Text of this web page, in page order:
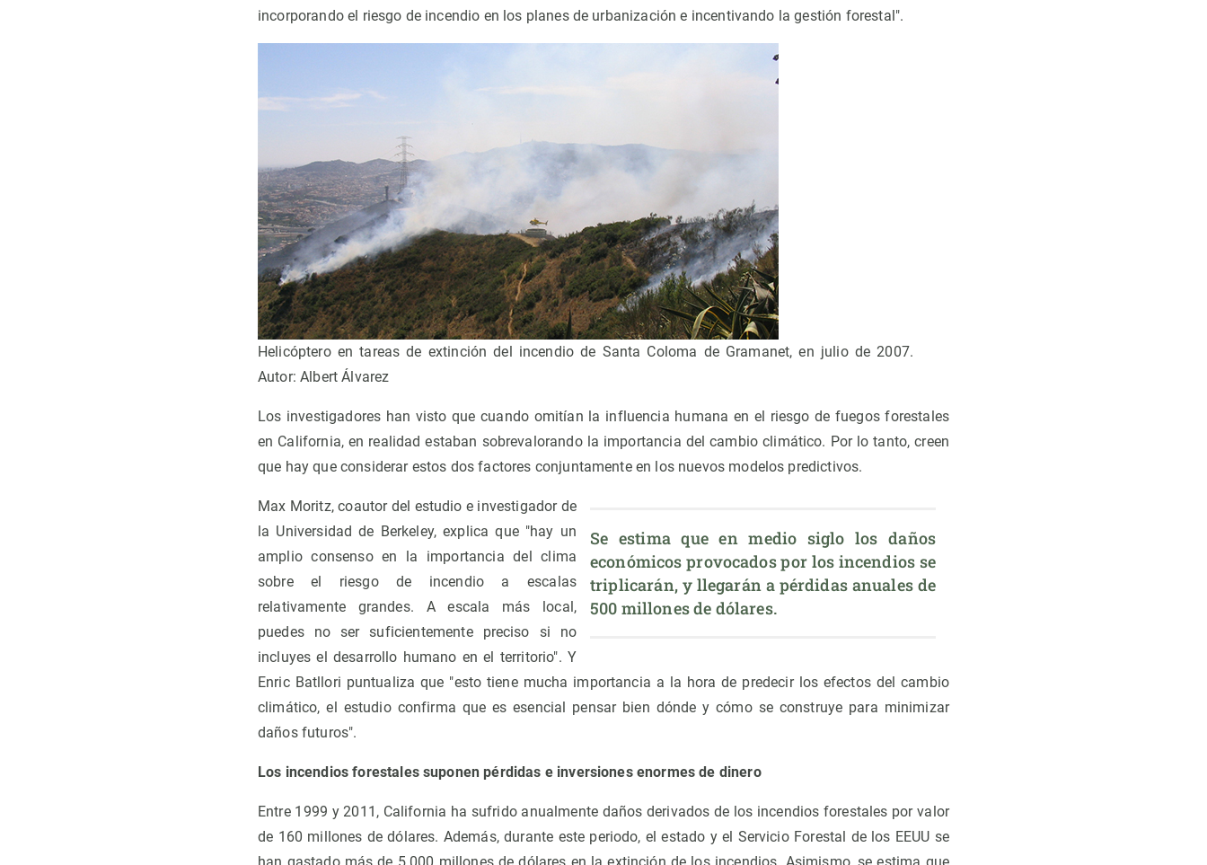
incorporando el riesgo de incendio en los planes de urbanización e incentivando la gestión forestal".
Helicóptero en tareas de extinción del incendio de Santa Coloma de Gramanet, en julio de 2007.
Autor: Albert Álvarez
Los investigadores han visto que cuando omitían la influencia humana en el riesgo de fuegos forestales
en California, en realidad estaban sobrevalorando la importancia del cambio climático. Por lo tanto, creen
que hay que considerar estos dos factores conjuntamente en los nuevos modelos predictivos.
Se estima que en medio siglo los daños
económicos provocados por los incendios se
triplicarán, y llegarán a pérdidas anuales de
500 millones de dólares.
Max Moritz, coautor del estudio e investigador de
la Universidad de Berkeley, explica que "hay un
amplio consenso en la importancia del clima
sobre el riesgo de incendio a escalas
relativamente grandes. A escala más local,
puedes no ser suficientemente preciso si no
incluyes el desarrollo humano en el territorio". Y
Enric Batllori puntualiza que "esto tiene mucha importancia a la hora de predecir los efectos del cambio
climático, el estudio confirma que es esencial pensar bien dónde y cómo se construye para minimizar
daños futuros".
Los incendios forestales suponen pérdidas e inversiones enormes de dinero
Entre 1999 y 2011, California ha sufrido anualmente daños derivados de los incendios forestales por valor
de 160 millones de dólares. Además, durante este periodo, el estado y el Servicio Forestal de los EEUU se
han gastado más de 5.000 millones de dólares en la extinción de los incendios. Asimismo, se estima que